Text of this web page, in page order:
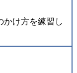
かけ方を練習し